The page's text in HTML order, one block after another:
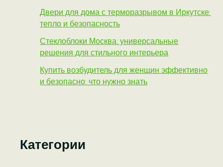
Двери для дома с терморазрывом в Иркутске:
тепло и безопасность
Стеклоблоки Москва: универсальные
решения для стильного интерьера
Купить возбудитель для женщин эффективно
и безопасно: что нужно знать
Категории